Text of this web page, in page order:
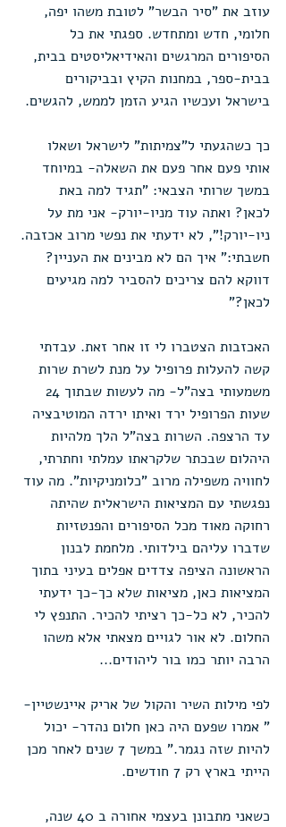
עוזב את "סיר הבשר" לטובת משהו יפה,
חלומי, חדש ומתחדש. ספגתי את כל
הסיפורים המרגשים והאידיאליסטים בבית,
בבית-ספר, במחנות הקיץ ובביקורים
בישראל ועכשיו הגיע הזמן לממש, להגשים.
כך כשהגעתי ל"צמיתות" לישראל ושאלו
אותי פעם אחר פעם את השאלה- במיוחד
במשך שרותי הצבאי: "תגיד למה באת
לכאן? ואתה עוד מניו-יורק- אני מת על
ניו-יורק!", לא ידעתי את נפשי מרוב אכזבה.
חשבתי:" איך הם לא מבינים את העניין?
דווקא להם צריכים להסביר למה מגיעים
לכאן?"
האכזבות הצטברו לי זו אחר זאת. עבדתי
קשה להעלות פרופיל על מנת לשרת שרות
שעות הפרופיל ירד ואיתו ירדה המוטיבציה
עד הרצפה. השרות בצה"ל הלך מלהיות
היהלום שבכתר שלקראתו עמלתי וחתרתי,
לחוויה משפילה מרוב "כלומניקיות". מה עוד
נפגשתי עם המציאות הישראלית שהיתה
רחוקה מאוד מכל הסיפורים והפנטזיות
שדברו עליהם בילדותי. מלחמת לבנון
הראשונה הציפה צדדים אפלים בעיני בתוך
המציאות כאן, מציאות שלא כך-כך ידעתי
להכיר, לא כל-כך רציתי להכיר. התנפץ לי
החלום. לא אור לגויים מצאתי אלא משהו
הרבה יותר כמו בור ליהודים...
לפי מילות השיר והקול של אריק איינשטיין-
" אמרו שפעם היה כאן חלום נהדר- יכול
להיות שזה נגמר." במשך 7 שנים לאחר מכן
הייתי בארץ רק 7 חודשים.
כשאני מתבונן בעצמי אחורה ב 40 שנה,